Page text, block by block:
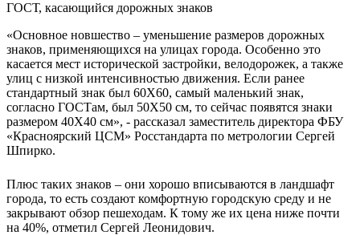
«Основное новшество – уменьшение размеров дорожных
знаков, применяющихся на улицах города. Особенно это
касается мест исторической застройки, велодорожек, а также
улиц с низкой интенсивностью движения. Если ранее
стандартный знак был 60Х60, самый маленький знак,
согласно ГОСТам, был 50Х50 см, то сейчас появятся знаки
размером 40Х40 см», - рассказал заместитель директора ФБУ
«Красноярский ЦСМ» Росстандарта по метрологии Сергей
Шпирко.
Плюс таких знаков – они хорошо вписываются в ландшафт
города, то есть создают комфортную городскую среду и не
закрывают обзор пешеходам. К тому же их цена ниже почти
на 40%, отметил Сергей Леонидович.